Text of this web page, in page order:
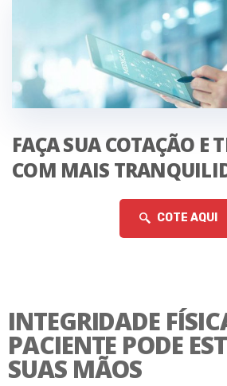
FAÇA SUA COTAÇÃO E
COM MAIS
COTE AQUI
INTEGRIDADE
PACIENTE PODE
SUAS MÃOS